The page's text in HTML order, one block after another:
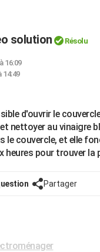
solution Résolu
16:09
14:49
d'ouvrir le couvercle
nettoyer au vinaigre
le couvercle, et elle
heures pour trouver la
Partager